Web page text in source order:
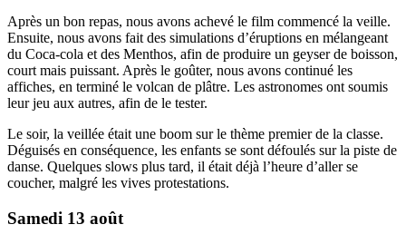
Après un bon repas, nous avons achevé le film commencé la veille.
Ensuite, nous avons fait des simulations d’éruptions en mélangeant
du Coca-cola et des Menthos, afin de produire un geyser de boisson,
court mais puissant. Après le goûter, nous avons continué les
affiches, en terminé le volcan de plâtre. Les astronomes ont soumis
leur jeu aux autres, afin de le tester.
Le soir, la veillée était une boom sur le thème premier de la classe.
Déguisés en conséquence, les enfants se sont défoulés sur la piste de
danse. Quelques slows plus tard, il était déjà l’heure d’aller se
coucher, malgré les vives protestations.
Samedi 13 août